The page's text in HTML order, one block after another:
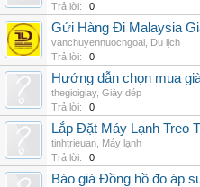
Trả lời:
0
Gửi Hàng Đi Malaysia
vanchuyennuocngoai Du lịch
Trả lời:
0
Hướng dẫn chọn mua
thegioigiay, Giày dép
Trả lời:
0
Lắp Đặt Máy Lạnh Treo
tinhtrieuan Máy lạnh
Trả lời:
0
Báo giá Đồng hồ đo áp